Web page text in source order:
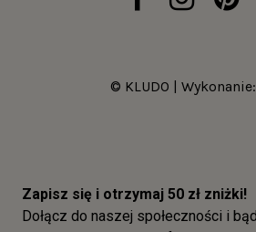
© KLUDO | Wykonanie: